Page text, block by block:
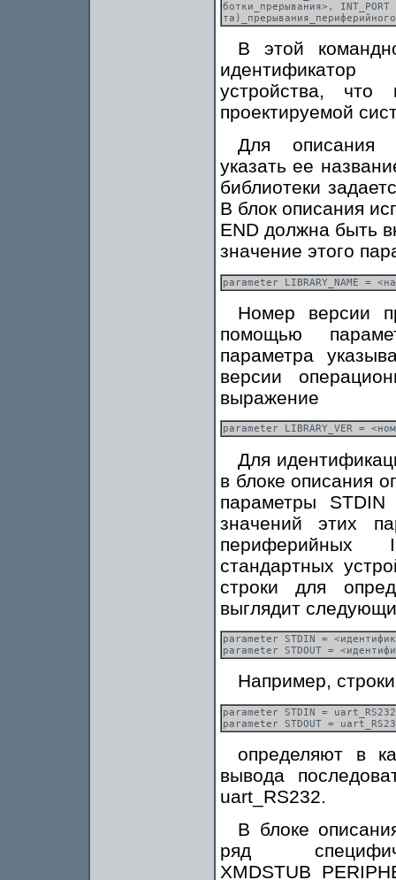
ботки_прерывания>,
В этой
устройства,
проектируемой
Для описания
указать ее
библиотеки
В блок описания
END должна быть
значение этого
Номер версии
помощью
параметра
версии
выражение
Для
в блоке описания
параметры STDIN
значений этих
периферийных
стандартных
строки для
выглядит
parameter STDIN =
Например, строки
parameter STDIN = uart_RS232
определяют в
вывода
uart_RS232.
В блоке
ряд